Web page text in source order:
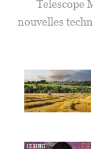
Telescope
nouvelles